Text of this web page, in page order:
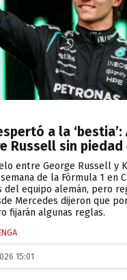
a la
Russell sin piedad
entre George Russell y
de la Fórmula 1 en
del equipo alemán, pero
Mercedes dijeron que
fijarán algunas reglas.
15:01